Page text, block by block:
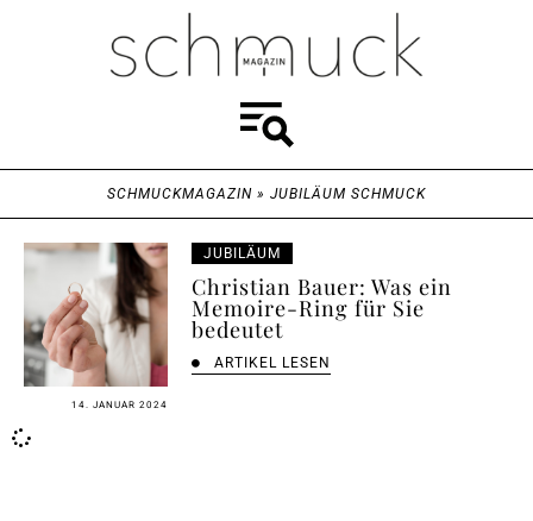
SCHMUCKMAGAZIN » JUBILÄUM SCHMUCK
14. JANUAR 2024
JUBILÄUM
Christian Bauer: Was ein
Memoire-Ring für Sie
bedeutet
ARTIKEL LESEN